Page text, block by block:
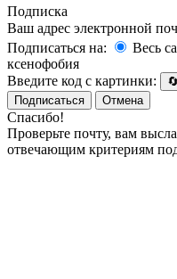
Подписка
Ваш адрес электронной
Подписаться на:
Весь
ксенофобия
Введите код с картинки:
🔄
Подписаться
Отмена
Спасибо!
Проверьте почту, вам
отвечающим критериям